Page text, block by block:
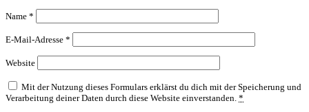
Name *
E-Mail-Adresse *
Website
Mit der Nutzung dieses Formulars erklärst du dich mit der Speicherung und
Verarbeitung deiner Daten durch diese Website einverstanden. *